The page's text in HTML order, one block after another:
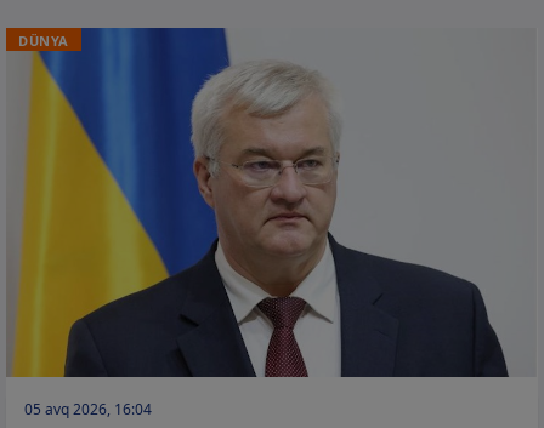
DÜNYA
05 avq 2026, 16:04